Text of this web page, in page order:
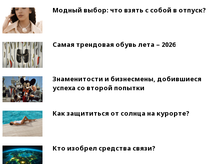
Модный выбор: что взять с собой в отпуск?
Самая трендовая обувь лета – 2026
Знаменитости и бизнесмены, добившиеся
успеха со второй попытки
Как защититься от солнца на курорте?
Кто изобрел средства связи?